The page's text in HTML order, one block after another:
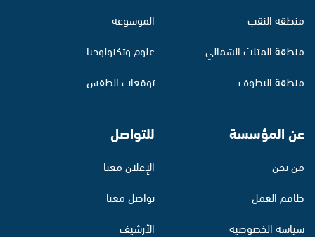
منطقة النقب
منطقة المثلث الشمالي
منطقة البطوف
الموسوعة
علوم وتكنولوجيا
توقعات الطقس
عن المؤسسة
من نحن
طاقم العمل
سياسة الخصوصية
للتواصل
الإعلان معنا
تواصل معنا
الأرشيف